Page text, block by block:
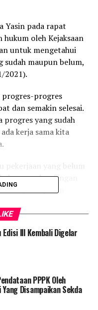
Yasin pada rapat
oleh Kejaksaan
untuk mengetahui
sudah maupun belum,
2021).
progres-progres
dan semakin selesai.
progres yang sudah
kerja sama kita
pendampingan
percepatan
solusi untuk
Tukas Indra.
dapat dilakukan
tukang di lapangan,
terselesaikan.
maka misalnya
lll Kembali Digelar
PPPK Oleh
Yang Disampaikan Sekda